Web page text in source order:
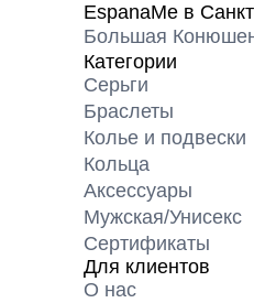
EspanaMe в
Большая
Категории
Серьги
Браслеты
Колье и подвески
Кольца
Аксессуары
Мужская/Унисекс
Сертификаты
Для клиентов
О нас